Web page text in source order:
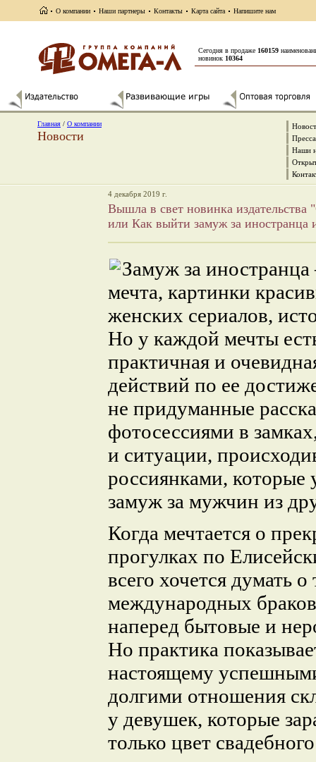
О компании Наши партнеры Контакты Карта сайта Напишите нам
Сегодня в продаже 160159
новинок 10364
Главная / О компании
Новости
Наши
4 декабря 2019 г.
Вышла в свет новинка
или Как выйти замуж за иностранца
Замуж за
мечта, картинки
женских сериалов,
Но у каждой мечты
практичная и
действий по ее
не придуманные
фотосессиями в
и ситуации,
россиянками,
замуж за мужчин из
Когда мечтается о
прогулках по
всего хочется думать о
международных
наперед бытовые и
Но практика
настоящему
долгими отношения
у девушек, которые
только цвет